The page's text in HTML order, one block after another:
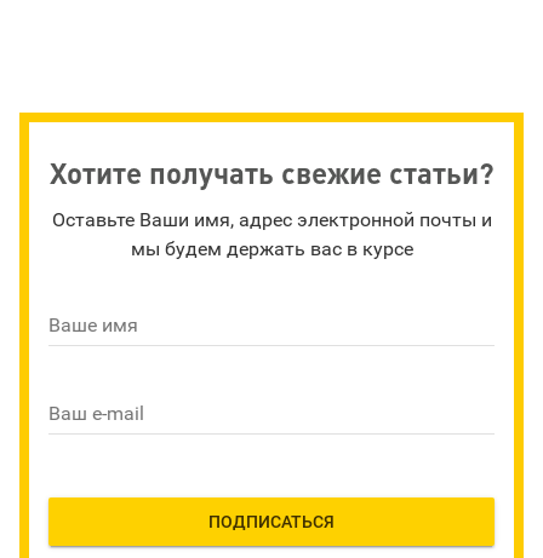
Хотите получать свежие статьи?
Оставьте Ваши имя, адрес электронной почты и
мы будем держать вас в курсе
Ваше имя
Ваш e-mail
ПОДПИСАТЬСЯ